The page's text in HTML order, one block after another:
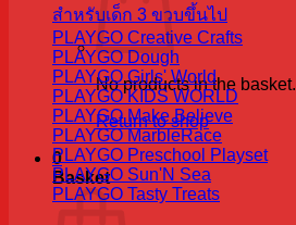
No products in the basket.
Return to shop
0
Basket
สำหรับเด็ก 3 ขวบขึ้นไป
PLAYGO Creative Crafts
PLAYGO Dough
PLAYGO Girls' World
PLAYGO KIDS WORLD
PLAYGO Make Believe
PLAYGO MarbleRace
PLAYGO Preschool Playset
PLAYGO Sun'N Sea
PLAYGO Tasty Treats